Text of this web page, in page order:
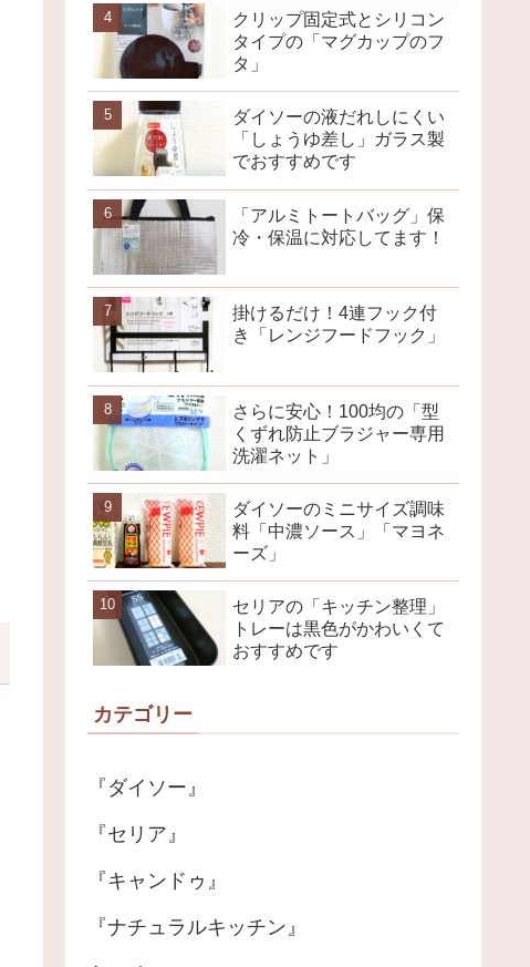
クリップ固定式とシリコン
タイプの「マグカップのフ
タ」
ダイソーの液だれしにくい
「しょうゆ差し」ガラス製
でおすすめです
「アルミトートバッグ」保
冷・保温に対応してます！
掛けるだけ！4連フック付
き「レンジフードフック」
さらに安心！100均の「型
くずれ防止ブラジャー専用
洗濯ネット」
ダイソーのミニサイズ調味
料「中濃ソース」「マヨネ
ーズ」
セリアの「キッチン整理」
トレーは黒色がかわいくて
おすすめです
カテゴリー
『ダイソー』
『セリア』
『キャンドゥ』
『ナチュラルキッチン』